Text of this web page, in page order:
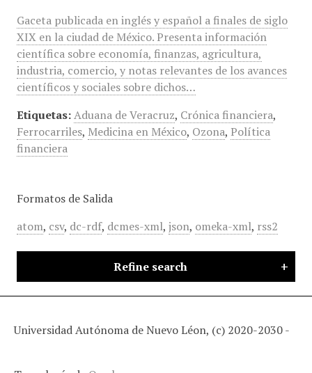
Gaceta publicada en inglés y español a finales de siglo
XIX en la ciudad de México. Presenta información
científica sobre economía, finanzas, agricultura,
industria, comercio, y notas relevantes de los avances
científicos y sociales sobre dichos…
Etiquetas: Aduana de Veracruz, Crónica financiera,
Ferrocarriles, Medicina en México, Ozona, Política
financiera
Formatos de Salida
atom, csv, dc-rdf, dcmes-xml, json, omeka-xml, rss2
Refine search
Universidad Autónoma de Nuevo Léon, (c) 2020-2030 -